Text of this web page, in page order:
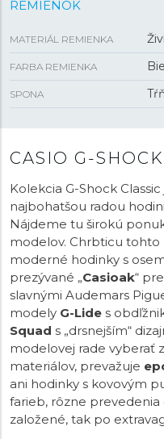
REMIENOK
MATERIÁL REMIENKA
FARBA REMIENKA
SPONA
CASIO G-
Kolekcia G-Shock
najbohatšou radou
Nájdeme tu širokú
modelov. Chrbticu
moderné hodinky s
prezývané „Casioak“
slavnými Audemars
modely G-Lide s
Squad s „drsnejším“
modelovej rade vyberať
materiálov, prevažuje
ani hodinky s kovovým
farieb, rôzne prevedenia
založené, tak po